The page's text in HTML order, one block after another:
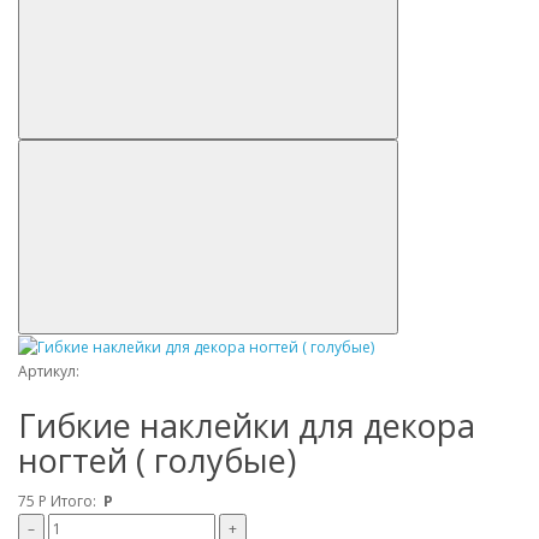
Артикул:
Гибкие наклейки для декора
ногтей ( голубые)
75 Р Итого: Р
–
+